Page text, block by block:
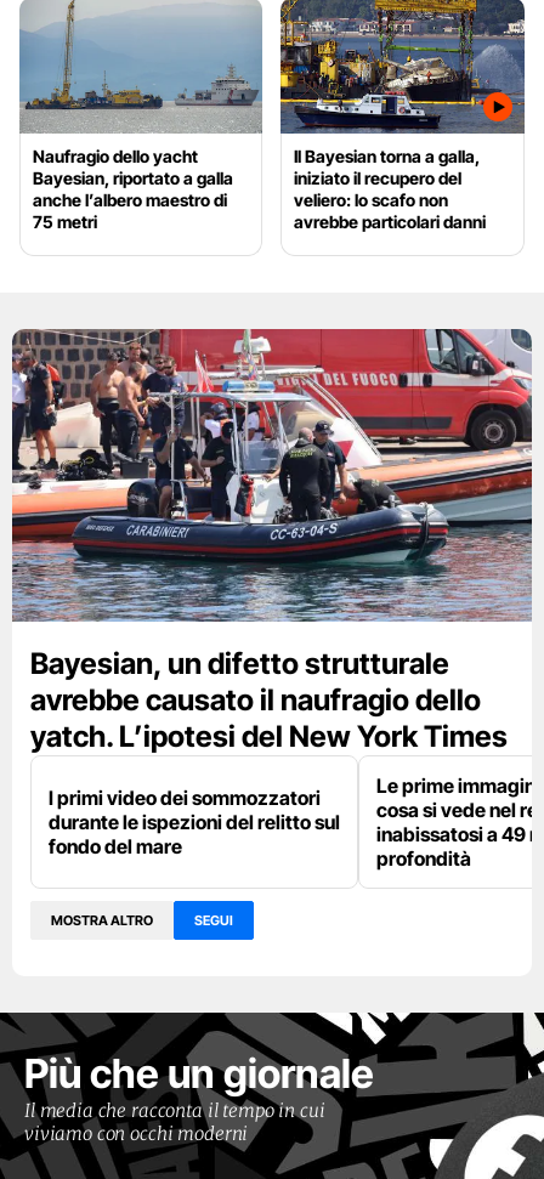
Naufragio dello yacht
Bayesian, riportato a galla
anche l’albero maestro di
75 metri
Il Bayesian torna a galla,
iniziato il recupero del
veliero: lo scafo non
avrebbe particolari danni
Bayesian, un difetto strutturale
avrebbe causato il naufragio dello
yatch. L’ipotesi del New York Times
I primi video dei sommozzatori
durante le ispezioni del relitto sul
fondo del mare
Le prime
cosa si vede nel
inabissatosi a 49
profondità
MOSTRA ALTRO SEGUI
Più che un giornale
Il media che racconta il tempo in cui
viviamo con occhi moderni